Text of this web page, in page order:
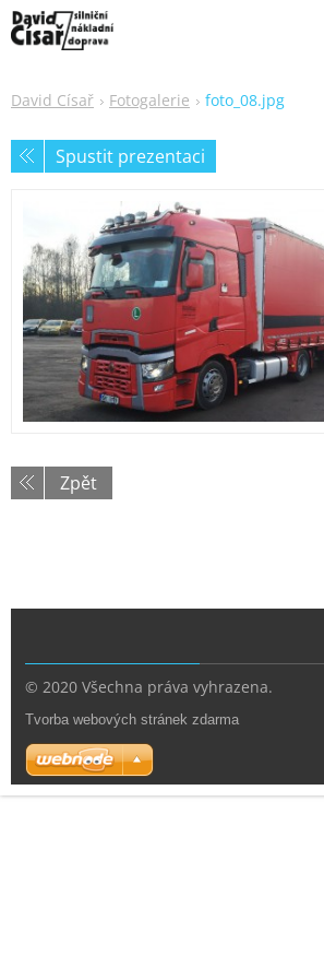
David Císař Fotogalerie foto_08.jpg
Spustit prezentaci
Zpět
© 2020 Všechna práva vyhrazena.
Tvorba webových stránek zdarma